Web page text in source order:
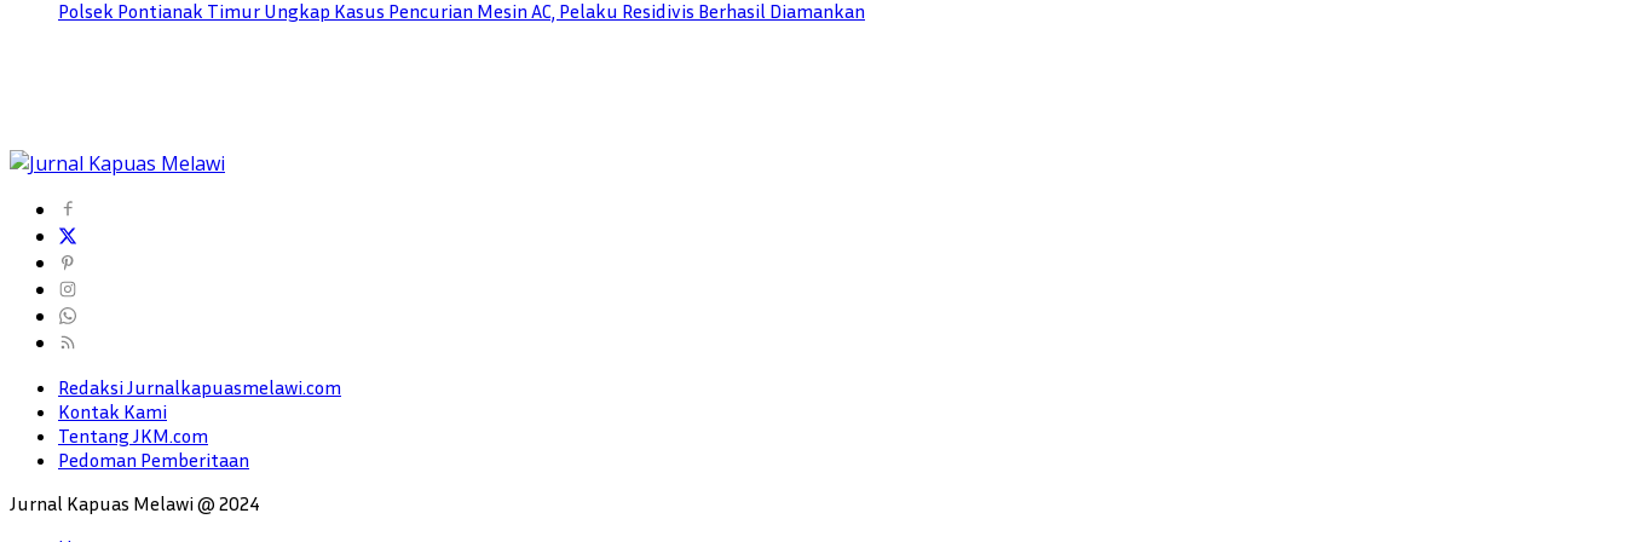
Polsek Pontianak Timur Ungkap Kasus Pencurian Mesin AC, Pelaku Residivis Berhasil Diamankan
Redaksi Jurnalkapuasmelawi.com
Kontak Kami
Tentang JKM.com
Pedoman Pemberitaan
Jurnal Kapuas Melawi @ 2024